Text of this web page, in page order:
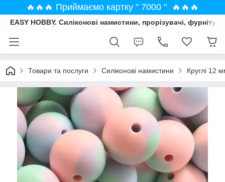
🔥🔥🔥 Приймаємо картку " 7000 " 🔥🔥🔥
EASY HOBBY. Силіконові намистини, прорізувачі,
Товари та послуги Силіконові намистини Круглі 12